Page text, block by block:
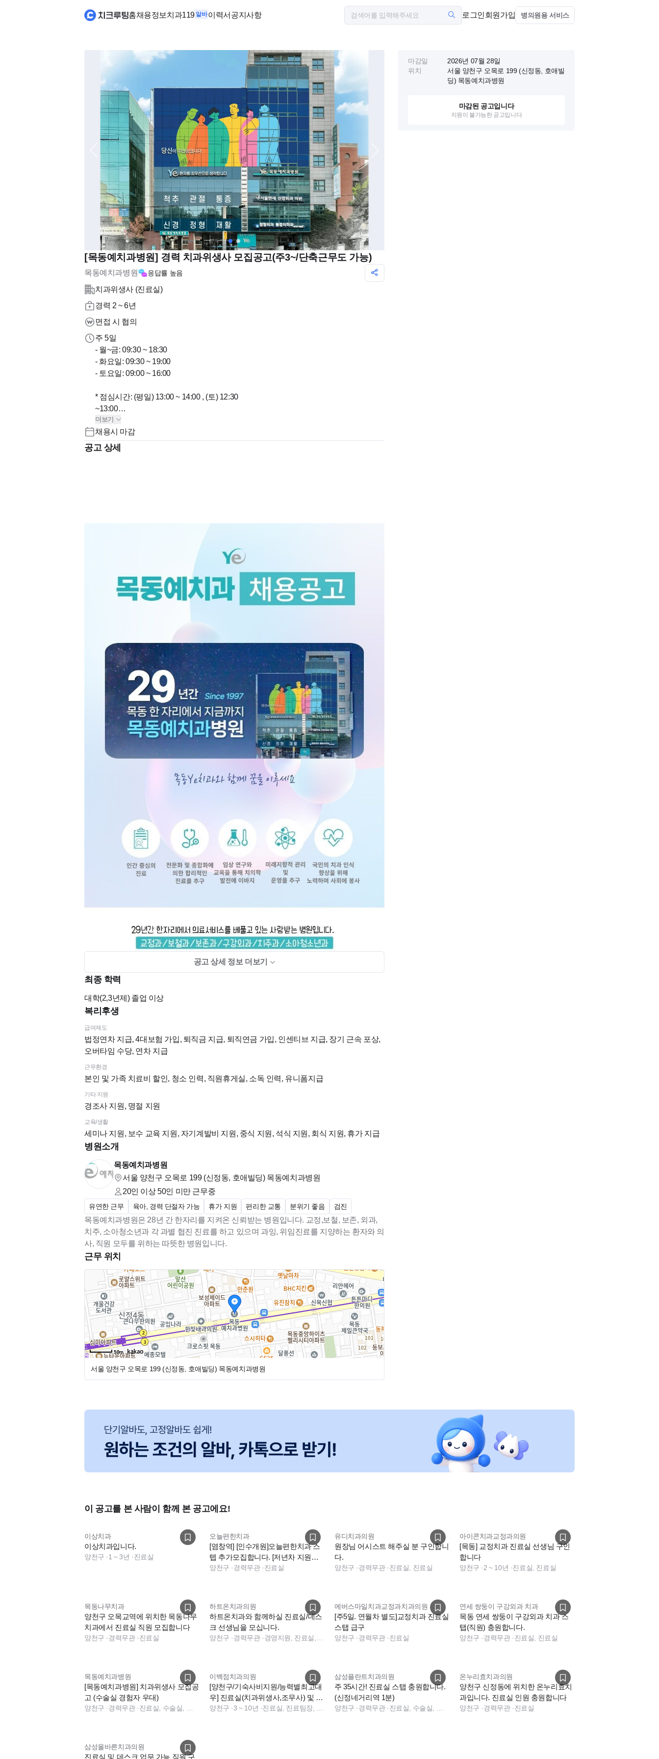
홈채용정보 치과119 알바이력서 공지사항 로그인회원가입 병의원용 서비스
[목동예치과병원] 경력 치과위생사 모집공고(주3~/단축근무도 가능)
목동예치과병원 응답률 높음
치과위생사 (진료실)
경력 2 ~ 6년
면접 시 협의
주 5일
- 월~금: 09:30 ~ 18:30
- 화요일: 09:30 ~ 19:00
- 토요일: 09:00 ~ 16:00
* 점심시간: (평일) 13:00 ~ 14:00 , (토) 12:30
~13:00
* 휴무: 일요일, 공휴일
더보기
채용시 마감
공고 상세
공고 상세 정보 더보기
최종 학력
대학(2,3년제)졸업 이상
복리후생
급여제도
법정연차 지급, 4대보험 가입, 퇴직금 지급, 퇴직연금 가입, 인센티브 지급, 장기 근속 포상,
오버타임 수당, 연차 지급
근무환경
본인 및 가족 치료비 할인, 청소 인력, 직원휴게실, 소독 인력, 유니폼지급
기타 지원
경조사 지원, 명절 지원
교육/생활
세미나 지원, 보수 교육 지원, 자기계발비 지원, 중식 지원, 석식 지원, 회식 지원, 휴가 지급
병원소개
목동예치과병원
서울 양천구 오목로 199 (신정동, 호애빌딩) 목동예치과병원
20인 이상 50인 미만근무중
유연한 근무 육아, 경력 단절자 가능 휴가 지원 편리한 교통 분위기 좋음 검진
목동예치과병원은 28년 간 한자리를 지켜온 신뢰받는 병원입니다. 교정,보철, 보존, 외과,
치주, 소아청소년과 각 과별 협진 진료를 하고 있으며 과잉, 위임진료를 지양하는 환자와 의
사, 직원 모두를 위하는 따뜻한 병원입니다.
근무 위치
50m
서울 양천구 오목로 199 (신정동, 호애빌딩) 목동예치과병원
마감일
2026년 07월 28일
위치
서울 양천구 오목로 199 (신정동, 호애빌
딩) 목동예치과병원
마감된 공고입니다
지원이 불가능한 공고입니다
이 공고를 본 사람이 함께 본 공고에요!
이상치과
이상치과입니다.
양천구 ·1 ~ 3년 ·진료실
오늘편한치과
[염창역] [인수개원]오늘편한치과 스
텝 추가모집합니다. [저년차 지원가
능]
양천구 ·경력무관·진료실
유디치과의원
원장님 어시스트 해주실 분 구인합니
다.
양천구 ·경력무관·진료실, 진료실
아이콘치과교정과의원
[목동] 교정치과 진료실 선생님 구인
합니다
양천구 ·2 ~ 10년 ·진료실, 진료실
목동나무치과
양천구 오목교역에 위치한 목동나무
치과에서 진료실 직원 모집합니다
양천구 ·경력무관·진료실
하트온치과의원
하트온치과와 함께하실 진료실/데스
크 선생님을 모십니다.
양천구 ·경력무관·
에버스마일치과교정과치과의원
[주5일. 연월차 별도]교정치과 진료실
스탭 급구
양천구 ·경력무관·진료실
연세 쌍둥이 구강외과 치과
목동 연세 쌍둥이 구강외과 치과 스
탭(직원) 충원합니다.
양천구 ·경력무관·진료실, 진료실
목동예치과병원
[목동예치과병원] 치과위생사 모집공
고 (수술실 경험자 우대)
양천구 ·경력무관·
이백점치과의원
[양천구/기숙사비지원/능력별최고대
우] 진료실(치과위생사,조무사) 및 데
스크(경력직) 모집
양천구 ·3 ~ 10년 ·
삼성플란트치과의원
주 35시간! 진료실 스탭 충원합니다.
(신정네거리역 1분)
양천구 ·경력무관·
온누리효치과의원
양천구 신정동에 위치한 온누리효치
과입니다. 진료실 인원 충원합니다
양천구 ·경력무관·진료실
삼성올바른치과의원
진료실 및 데스크 업무 가능 직원 구